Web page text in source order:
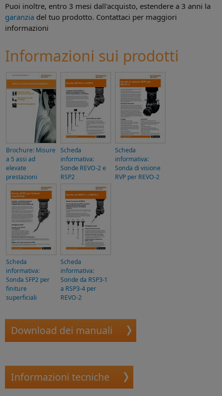
Puoi inoltre, entro 3 mesi dall'acquisto, estendere a 3 anni la
garanzia del tuo prodotto. Contattaci per maggiori
informazioni
Informazioni sui prodotti
Brochure: Misure
a 5 assi ad
elevate
prestazioni
Scheda
informativa:
Sonde REVO-2 e
RSP2
Scheda
informativa:
Sonda di visione
RVP per REVO-2
Scheda
informativa:
Sonda SFP2 per
finiture
superficiali
Scheda
informativa:
Sonde da RSP3-1
a RSP3-4 per
REVO-2
Download dei manuali
Informazioni tecniche